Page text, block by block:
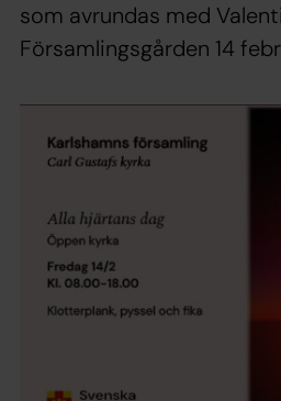
som avrundas med
Församlingsgården 14